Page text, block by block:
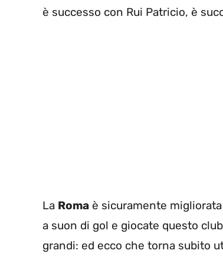
è successo con Rui Patricio, è
La Roma è sicuramente
a suon di gol e giocate questo
grandi: ed ecco che torna subito